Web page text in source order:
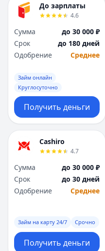
До зарплаты
4.6
Сумма
до 30 000 ₽
Срок
до 180 дней
Одобрение
Среднее
Займ онлайн
Круглосуточно
Получить деньги
Cashiro
4.7
Сумма
до 30 000 ₽
Срок
до 30 дней
Одобрение
Среднее
Займ на карту 24/7 Срочно
Получить деньги